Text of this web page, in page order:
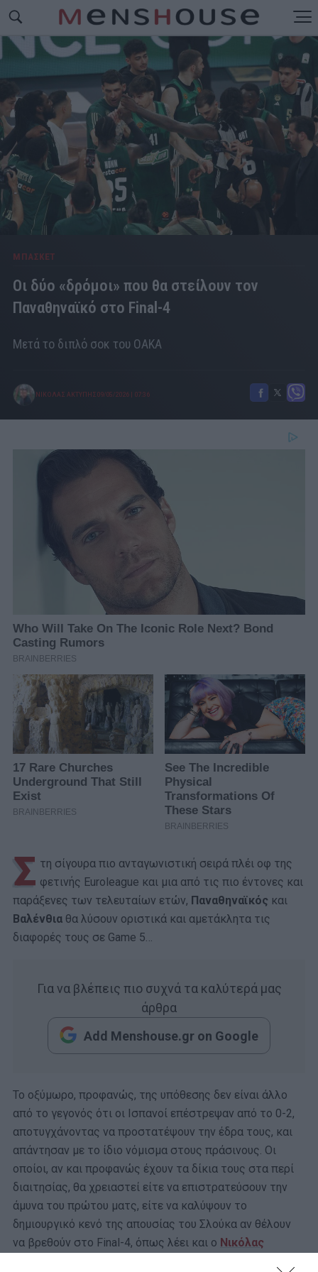
ΜΠΑΣΚΕΤ
Οι δύο «δρόμοι» που θα στείλουν τον
Παναθηναϊκό στο Final-4
Μετά το διπλό σοκ του ΟΑΚΑ
ΝΙΚΟΛΑΣ ΑΚΤΥΠΗΣ 09/05/2026 07:36
Σ τη σίγουρα πιο ανταγωνιστική σειρά πλέι οφ της
φετινής Euroleague και μια από τις πιο έντονες και
παράξενες των τελευταίων ετών, Παναθηναϊκός και
Βαλένθια θα λύσουν οριστικά και αμετάκλητα τις
διαφορές τους σε Game 5…
Για να βλέπεις πιο συχνά τα καλύτερά μας
άρθρα
Add Menshouse.gr on Google
Το οξύμωρο, προφανώς, της υπόθεσης δεν είναι άλλο
από το γεγονός ότι οι Ισπανοί επέστρεψαν από το 0-2,
αποτυγχάνοντας να προστατέψουν την έδρα τους, και
απάντησαν με το ίδιο νόμισμα στους πράσινους. Οι
οποίοι, αν και προφανώς έχουν τα δίκια τους στα περί
διαιτησίας, θα χρειαστεί είτε να επιστρατεύσουν την
άμυνα του πρώτου ματς, είτε να καλύψουν το
δημιουργικό κενό της απουσίας του Σλούκα αν θέλουν
να βρεθούν στο Final-4, όπως λέει και ο Νικόλας